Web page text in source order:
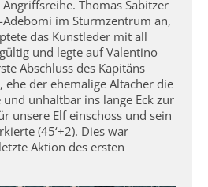
Thomas Sabitzer
im Sturmzentrum an,
das Kunstleder mit all
und legte auf Valentino
Abschluss des Kapitäns
der ehemalige Altacher die
unhaltbar ins lange Eck zur
unsere Elf einschoss und sein
(45‘+2). Dies war
Aktion des ersten